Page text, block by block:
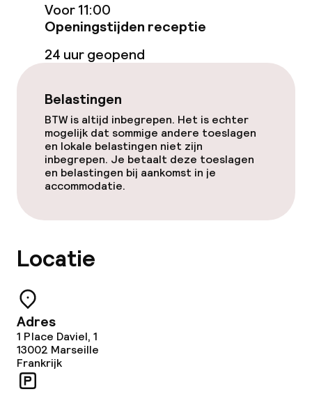
Ligstoelen
Hot tub
Stoombad
Spacentrum
Spa behandelingen
Fitnessruimte / gym
Entertainment
Gratis wifi
Tuin
Voor 11:00
Openingstijden receptie
24 uur geopend
Belastingen
BTW is altijd inbegrepen. Het is echter
mogelijk dat sommige andere toeslagen
en lokale belastingen niet zijn
inbegrepen. Je betaalt deze toeslagen
en belastingen bij aankomst in je
accommodatie.
Locatie
Adres
1 Place Daviel, 1
13002 Marseille
Frankrijk